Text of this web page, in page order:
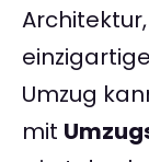
Umzug
mit